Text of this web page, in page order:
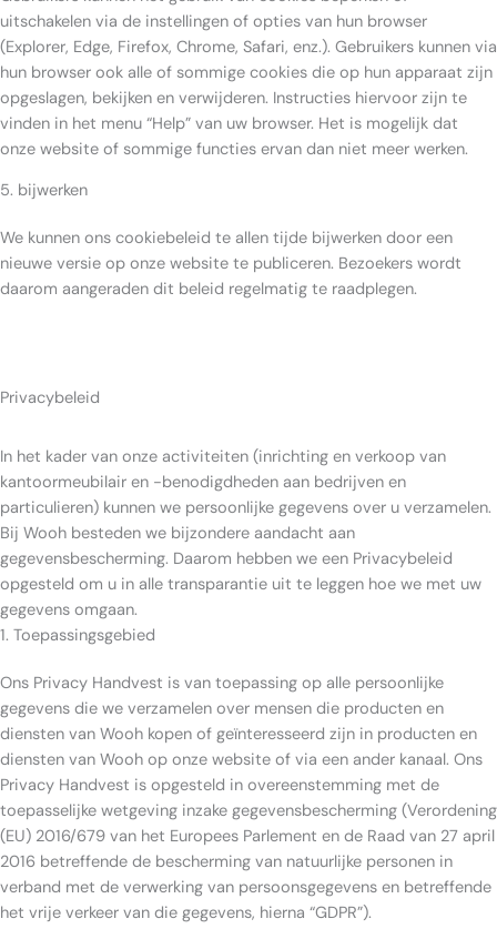
uitschakelen via de instellingen of opties van hun browser
(Explorer, Edge, Firefox, Chrome, Safari, enz.). Gebruikers kunnen via
hun browser ook alle of sommige cookies die op hun apparaat zijn
opgeslagen, bekijken en verwijderen. Instructies hiervoor zijn te
vinden in het menu “Help” van uw browser. Het is mogelijk dat
onze website of sommige functies ervan dan niet meer werken.
5. bijwerken
We kunnen ons cookiebeleid te allen tijde bijwerken door een
nieuwe versie op onze website te publiceren. Bezoekers wordt
daarom aangeraden dit beleid regelmatig te raadplegen.
Privacybeleid
In het kader van onze activiteiten (inrichting en verkoop van
kantoormeubilair en -benodigdheden aan bedrijven en
particulieren) kunnen we persoonlijke gegevens over u verzamelen.
Bij Wooh besteden we bijzondere aandacht aan
gegevensbescherming. Daarom hebben we een Privacybeleid
opgesteld om u in alle transparantie uit te leggen hoe we met uw
gegevens omgaan.
1. Toepassingsgebied
Ons Privacy Handvest is van toepassing op alle persoonlijke
gegevens die we verzamelen over mensen die producten en
diensten van Wooh kopen of geïnteresseerd zijn in producten en
diensten van Wooh op onze website of via een ander kanaal. Ons
Privacy Handvest is opgesteld in overeenstemming met de
toepasselijke wetgeving inzake gegevensbescherming (Verordening
(EU) 2016/679 van het Europees Parlement en de Raad van 27 april
2016 betreffende de bescherming van natuurlijke personen in
verband met de verwerking van persoonsgegevens en betreffende
het vrije verkeer van die gegevens, hierna “GDPR”).